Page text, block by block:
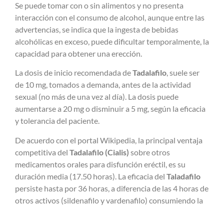
Se puede tomar con o sin alimentos y no presenta
interacción con el consumo de alcohol, aunque entre las
advertencias, se indica que la ingesta de bebidas
alcohólicas en exceso, puede dificultar temporalmente, la
capacidad para obtener una erección.
La dosis de inicio recomendada deTadalafilo, suele ser
de 10 mg, tomados a demanda, antes de la actividad
sexual (no más de una vez al día). La dosis puede
aumentarse a 20 mg o disminuir a 5 mg, según la eficacia
y tolerancia del paciente.
De acuerdo con el portal Wikipedia, la principal ventaja
competitiva del Tadalafilo (Cialis) sobre otros
medicamentos orales para disfunción eréctil, es su
duración media (17.50 horas). La eficacia del Taladafilo
persiste hasta por 36 horas, a diferencia de las 4 horas de
otros activos (sildenafilo y vardenafilo) consumiendo la